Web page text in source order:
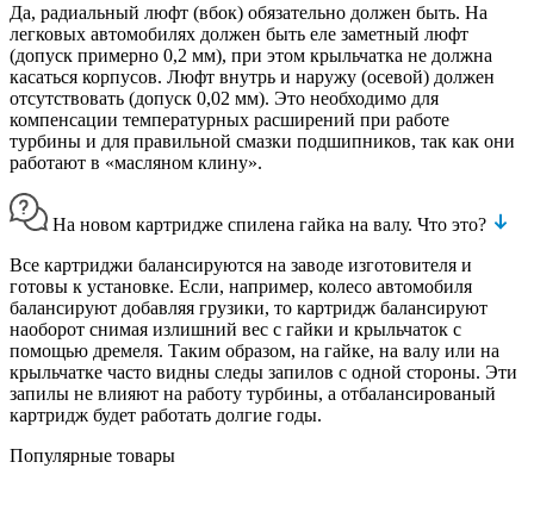
Да, радиальный люфт (вбок) обязательно должен быть. На
легковых автомобилях должен быть еле заметный люфт
(допуск примерно 0,2 мм), при этом крыльчатка не должна
касаться корпусов. Люфт внутрь и наружу (осевой) должен
отсутствовать (допуск 0,02 мм). Это необходимо для
компенсации температурных расширений при работе
турбины и для правильной смазки подшипников, так как они
работают в «масляном клину».
На новом картридже спилена гайка на валу. Что это?
Все картриджи балансируются на заводе изготовителя и
готовы к установке. Если, например, колесо автомобиля
балансируют добавляя грузики, то картридж балансируют
наоборот снимая излишний вес с гайки и крыльчаток с
помощью дремеля. Таким образом, на гайке, на валу или на
крыльчатке часто видны следы запилов с одной стороны. Эти
запилы не влияют на работу турбины, а отбалансированый
картридж будет работать долгие годы.
Популярные товары